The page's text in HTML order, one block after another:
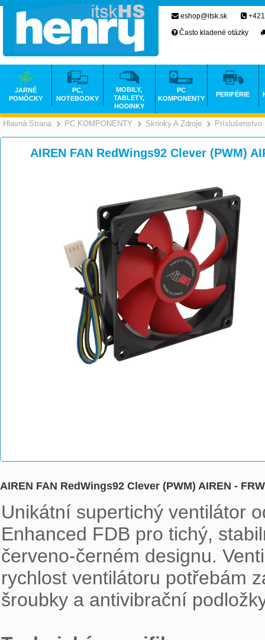
Hlavná Strana >
PC KOMPONENTY >
Skrinky A Zdroje Príslušenstvo
AIREN FAN RedWings92 Clever (PWM)
AIREN FAN RedWings92 Clever (PWM) AIREN -
Unikátní supertichý ventilátor
Enhanced FDB pro tichý,
červeno-černém designu.
rychlost ventilátoru potřebám
šroubky a antivibrační
eshop@itsk.sk
Často kladené otázky
JARNÉ
POMÔCKY
PC,
NOTEBOOKY
MOBILY,
TABLETY,
HODINKY
PC
KOMPONENTY
PERIFÉRIE